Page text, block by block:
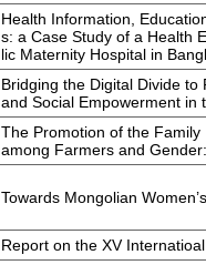
Health Information,
s: a Case Study of a Health
lic Maternity Hospital in
Bridging the Digital Divide to
and Social Empowerment in
The Promotion of the
among Farmers and
Towards Mongolian
Report on the XV